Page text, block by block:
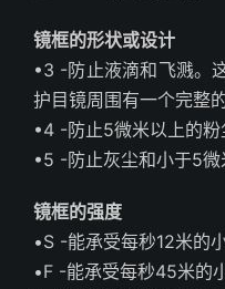
镜框的形状或设计
•3 -防止液滴和飞溅。
护目镜周围有一个完整的
•4 -防止5微米以上的粉
•5 -防止灰尘和小于5微
镜框的强度
•S -能承受每秒12米的
•F -能承受每秒45米的